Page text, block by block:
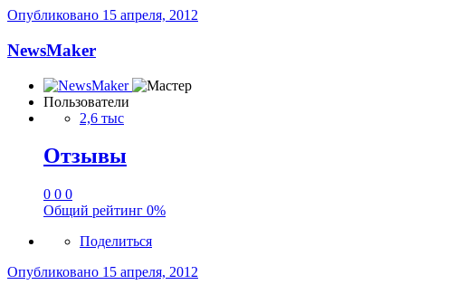
Опубликовано 15 апреля, 2012
NewsMaker
Пользователи
2,6 тыс
Отзывы
0 0 0
Общий рейтинг 0%
Поделиться
Опубликовано 15 апреля, 2012